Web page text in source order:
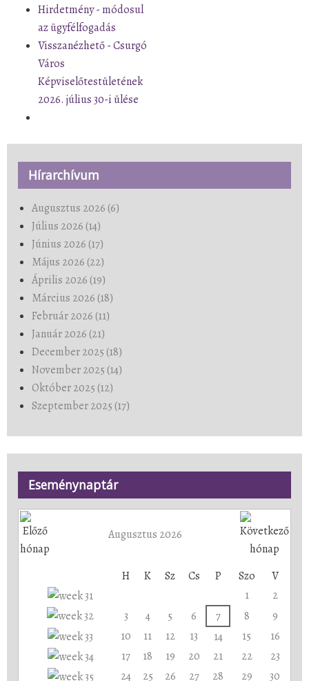
Hirdetmény - módosul
az ügyfélfogadás
Visszanézhető - Csurgó
Város
Képviselőtestületének
2026. július 30-i ülése
Hírarchívum
Augusztus 2026 (6)
Július 2026 (14)
Június 2026 (17)
Május 2026 (22)
Április 2026 (19)
Március 2026 (18)
Február 2026 (11)
Január 2026 (21)
December 2025 (18)
November 2025 (14)
Október 2025 (12)
Szeptember 2025 (17)
Eseménynaptár
Augusztus 2026
H K Sz Cs P Szo
V
1
2
3
4 5 6 7 8
9
10
11 12 13 14 15
16
17
18 19 20 21 22
23
24
25 26 27 28 29
30